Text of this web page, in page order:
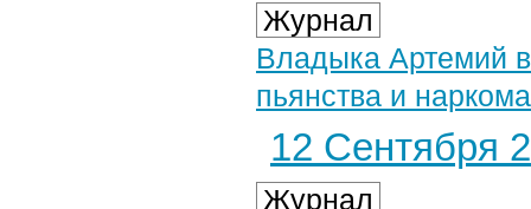
Журнал
Владыка Артемий
пьянства и
12 Сентября
Журнал